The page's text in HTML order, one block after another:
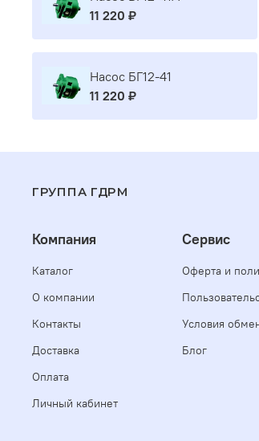
11 220 ₽
Насос БГ12-41
11 220 ₽
ГРУППА ГДРМ
Компания
Каталог
О компании
Контакты
Доставка
Оплата
Личный кабинет
Сервис
Оферта и
Условия
Блог